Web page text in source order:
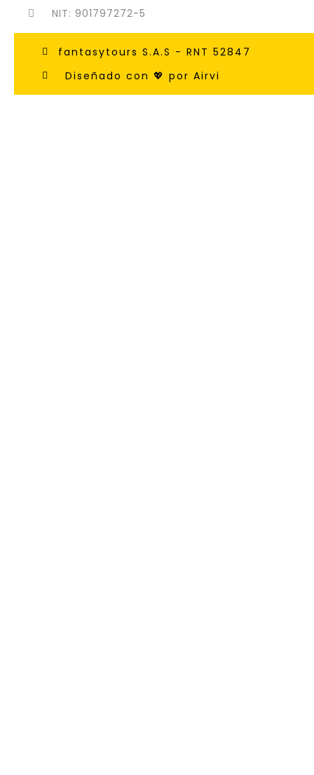
NIT: 901797272-5
fantasytours S.A.S - RNT 52847
Diseñado con 💖 por Airvi